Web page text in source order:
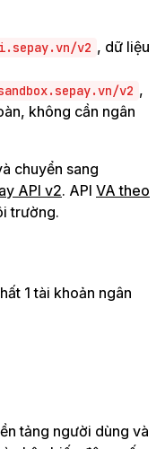
v2 , dữ liệu
v2 ,
không cần ngân
chuyển sang
API v2. API VA theo
trường.
1 tài khoản ngân
tảng người dùng và